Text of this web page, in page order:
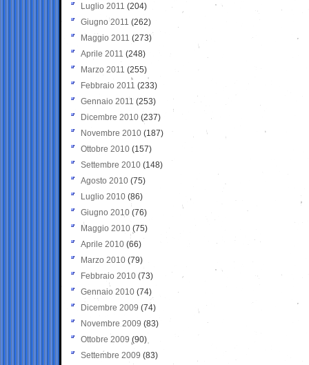
Luglio 2011 (204)
Giugno 2011 (262)
Maggio 2011 (273)
Aprile 2011 (248)
Marzo 2011 (255)
Febbraio 2011 (233)
Gennaio 2011 (253)
Dicembre 2010 (237)
Novembre 2010 (187)
Ottobre 2010 (157)
Settembre 2010 (148)
Agosto 2010 (75)
Luglio 2010 (86)
Giugno 2010 (76)
Maggio 2010 (75)
Aprile 2010 (66)
Marzo 2010 (79)
Febbraio 2010 (73)
Gennaio 2010 (74)
Dicembre 2009 (74)
Novembre 2009 (83)
Ottobre 2009 (90)
Settembre 2009 (83)